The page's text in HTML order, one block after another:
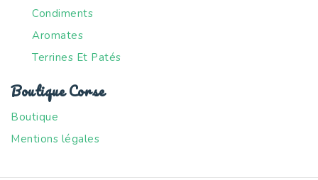
Condiments
Aromates
Terrines Et Patés
Boutique Corse
Boutique
Mentions légales